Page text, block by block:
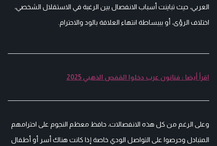
العربي، حيث تباينت أسباب الانفصال بين الرغبة في الاستقلال الشخصي،
اختلاف الرؤى، أو بببساطة انتهاء العلاقة بالود والاحترام.
اقرأ أيضا : فنانون عرب دخلوا القفص الذهبي 2025
وعلى الرغم من كل هذه الانفصالات، حافظ معظم النجوم على احترامهم
المتبادل وحرصوا على التواصل الودي خاصة إذا كانت هناك أسر أو أطفال